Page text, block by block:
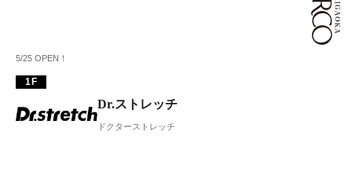
5/25 OPEN！
1F
Dr.ストレッチ
ドクターストレッチ